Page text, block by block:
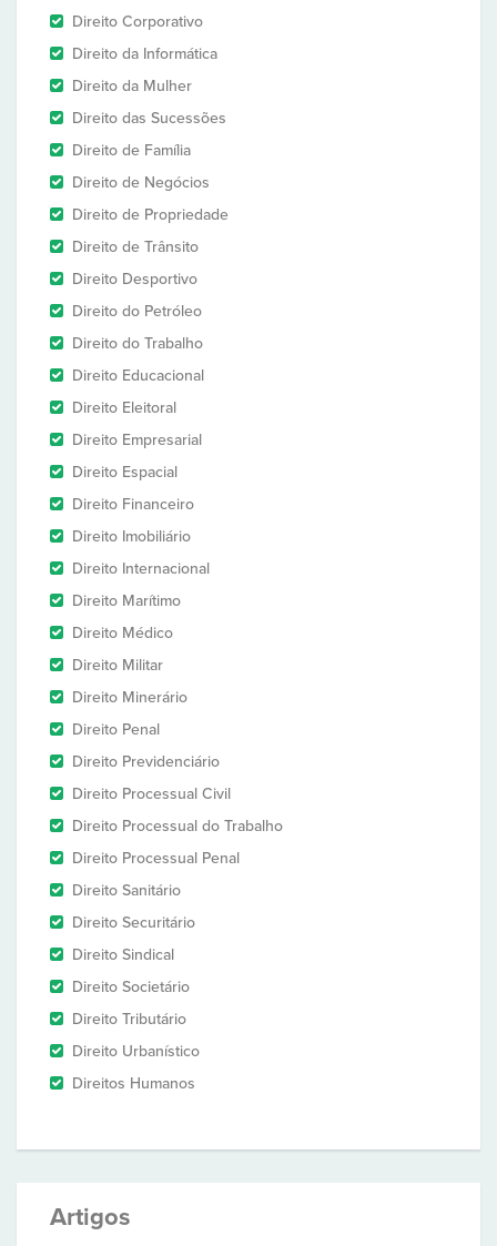
Direito Corporativo
Direito da Informática
Direito da Mulher
Direito das Sucessões
Direito de Família
Direito de Negócios
Direito de Propriedade
Direito de Trânsito
Direito Desportivo
Direito do Petróleo
Direito do Trabalho
Direito Educacional
Direito Eleitoral
Direito Empresarial
Direito Espacial
Direito Financeiro
Direito Imobiliário
Direito Internacional
Direito Marítimo
Direito Médico
Direito Militar
Direito Minerário
Direito Penal
Direito Previdenciário
Direito Processual Civil
Direito Processual do Trabalho
Direito Processual Penal
Direito Sanitário
Direito Securitário
Direito Sindical
Direito Societário
Direito Tributário
Direito Urbanístico
Direitos Humanos
Artigos